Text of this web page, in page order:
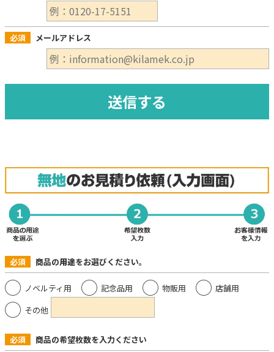
必須 メールアドレス
必須 商品の用途をお選びください。
ノベルティ用 記念品用 物販用
店舗用
その他
必須
商品の希望枚数を入力ください